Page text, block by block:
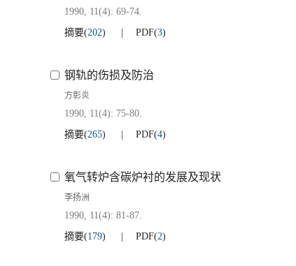
1990, 11(4): 69-74.
摘要(202) PDF(3)
钢轨的伤损及防治
方彰炎
1990, 11(4): 75-80.
摘要(265) PDF(4)
氧气转炉含碳炉衬的发展及现状
李扬洲
1990, 11(4): 81-87.
摘要(179) PDF(2)